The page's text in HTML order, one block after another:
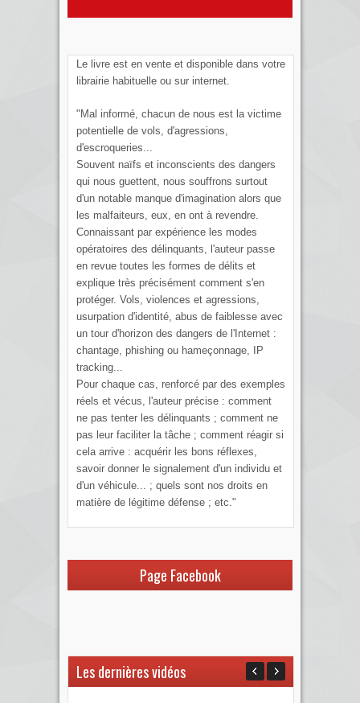
Le livre est en vente et disponible dans votre
librairie habituelle ou sur internet.
"Mal informé, chacun de nous est la victime
potentielle de vols, d'agressions,
d'escroqueries...
Souvent naïfs et inconscients des dangers
qui nous guettent, nous souffrons surtout
d'un notable manque d'imagination alors que
les malfaiteurs, eux, en ont à revendre.
Connaissant par expérience les modes
opératoires des délinquants, l'auteur passe
en revue toutes les formes de délits et
explique très précisément comment s'en
protéger. Vols, violences et agressions,
usurpation d'identité, abus de faiblesse avec
un tour d'horizon des dangers de l'Internet :
chantage, phishing ou hameçonnage, IP
tracking...
Pour chaque cas, renforcé par des exemples
réels et vécus, l'auteur précise : comment
ne pas tenter les délinquants ; comment ne
pas leur faciliter la tâche ; comment réagir si
cela arrive : acquérir les bons réflexes,
savoir donner le signalement d'un individu et
d'un véhicule... ; quels sont nos droits en
matière de légitime défense ; etc."
Page Facebook
Les dernières vidéos